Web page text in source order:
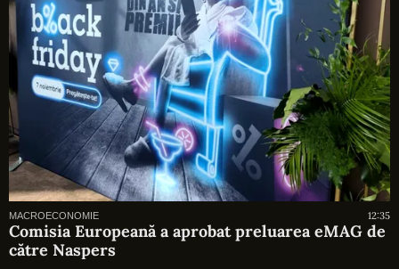
MACROECONOMIE 12:35
Comisia Europeană a aprobat preluarea eMAG de
către Naspers